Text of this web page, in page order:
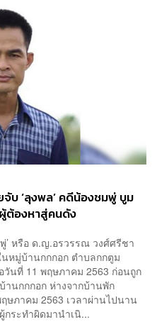
บ ‘ลุงพล’ คดีน้องชมพู่ บูม
ต้องหาสู่คนดัง
’ หรือ ด.ญ.อรวรรณ วงศ์ศรีชา
หมู่บ้านกกกอก ตำบลกกตูม
วันที่ 11 พฤษภาคม 2563 ก่อนถูก
านกกกอก ห่างจากบ้านพัก
ษภาคม 2563 เวลาผ่านไปนาน
กระทำผิดมานำเนิ...